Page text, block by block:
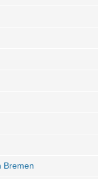
Bremen